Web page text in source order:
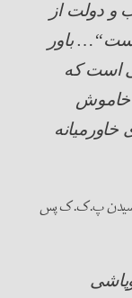
و دولت از
“… باور
است که
خاموش
رسیدن پ.ک.ک پس
۹۰، با فروپاشی